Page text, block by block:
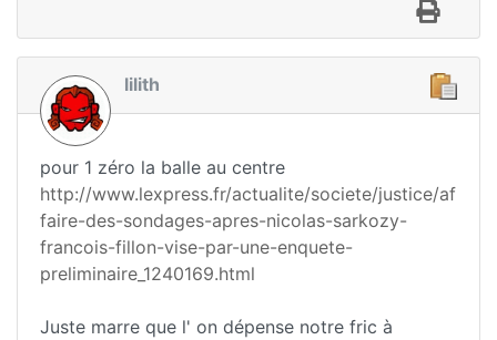
lilith
pour 1 zéro la balle au centre
http://www.lexpress.fr/actualite/societe/justice/af
faire-des-sondages-apres-nicolas-sarkozy-
francois-fillon-vise-par-une-enquete-
preliminaire_1240169.html
Juste marre que l' on dépense notre fric à